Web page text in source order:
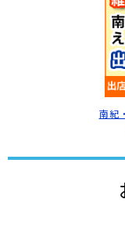
南紀